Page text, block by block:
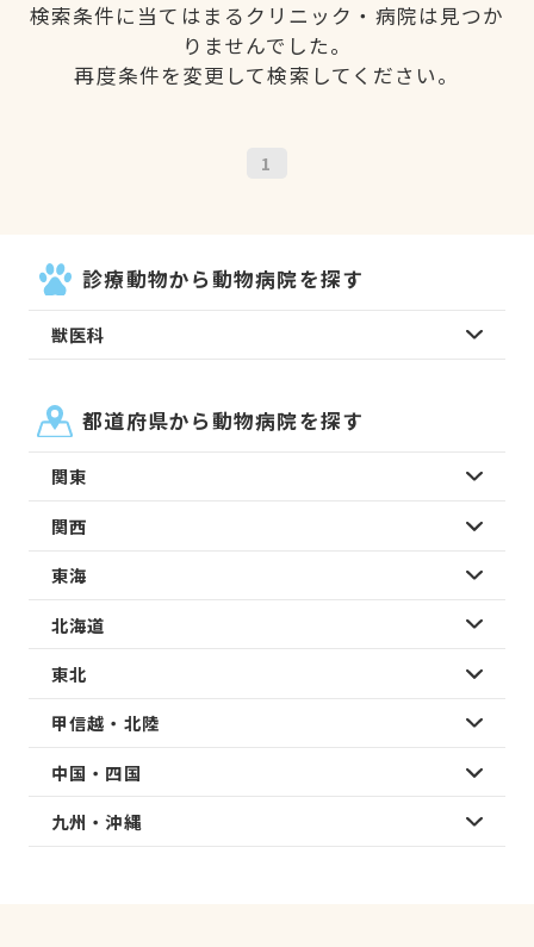
検索条件に当てはまるクリニック・病院は見つか
りませんでした。
再度条件を変更して検索してください。
1
診療動物から動物病院を探す
獣医科
都道府県から動物病院を探す
関東
関西
東海
北海道
東北
甲信越・北陸
中国・四国
九州・沖縄